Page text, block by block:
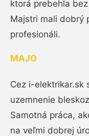
ktorá prebehla
Majstri mali dobrý
profesionáli.
MAJO
Cez i-elektrikar.sk
uzemnenie
Samotná práca,
na veľmi dobrej